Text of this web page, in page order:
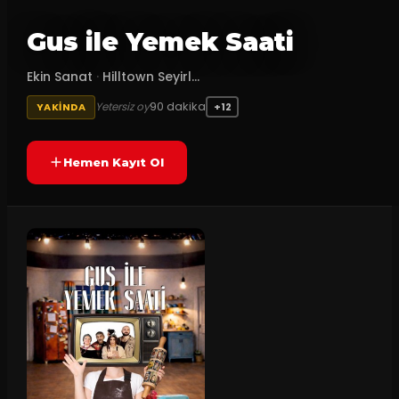
Gus ile Yemek Saati
Ekin Sanat · Hilltown Seyirl...
YAKINDA Yetersiz oy90 dakika +12
Hemen Kayıt Ol